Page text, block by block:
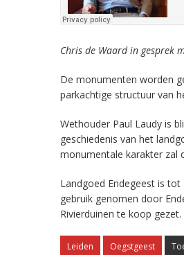
Chris de Waard in gesprek
De monumenten worden
parkachtige structuur van
Wethouder Paul Laudy is
geschiedenis van het
monumentale karakter zal
Landgoed Endegeest is
gebruik genomen door
Rivierduinen te koop gezet.
Leiden Oegstgeest